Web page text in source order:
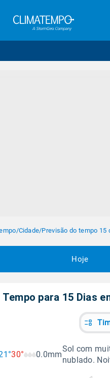
/Cidade/Previsão do tempo 15
Hoje
para 15 Dias
30° 0.0mm
Sol com
nublado.